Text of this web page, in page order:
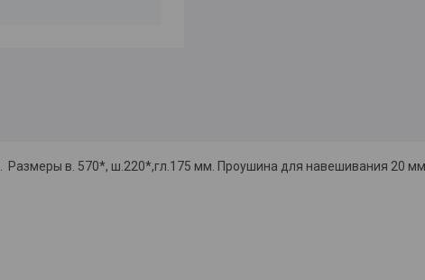
Размеры в. 570*, ш.220*,гл.175 мм. Проушина для навешивания 20